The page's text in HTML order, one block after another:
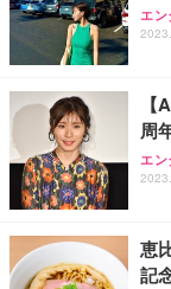
エン
周
エン
恵
記